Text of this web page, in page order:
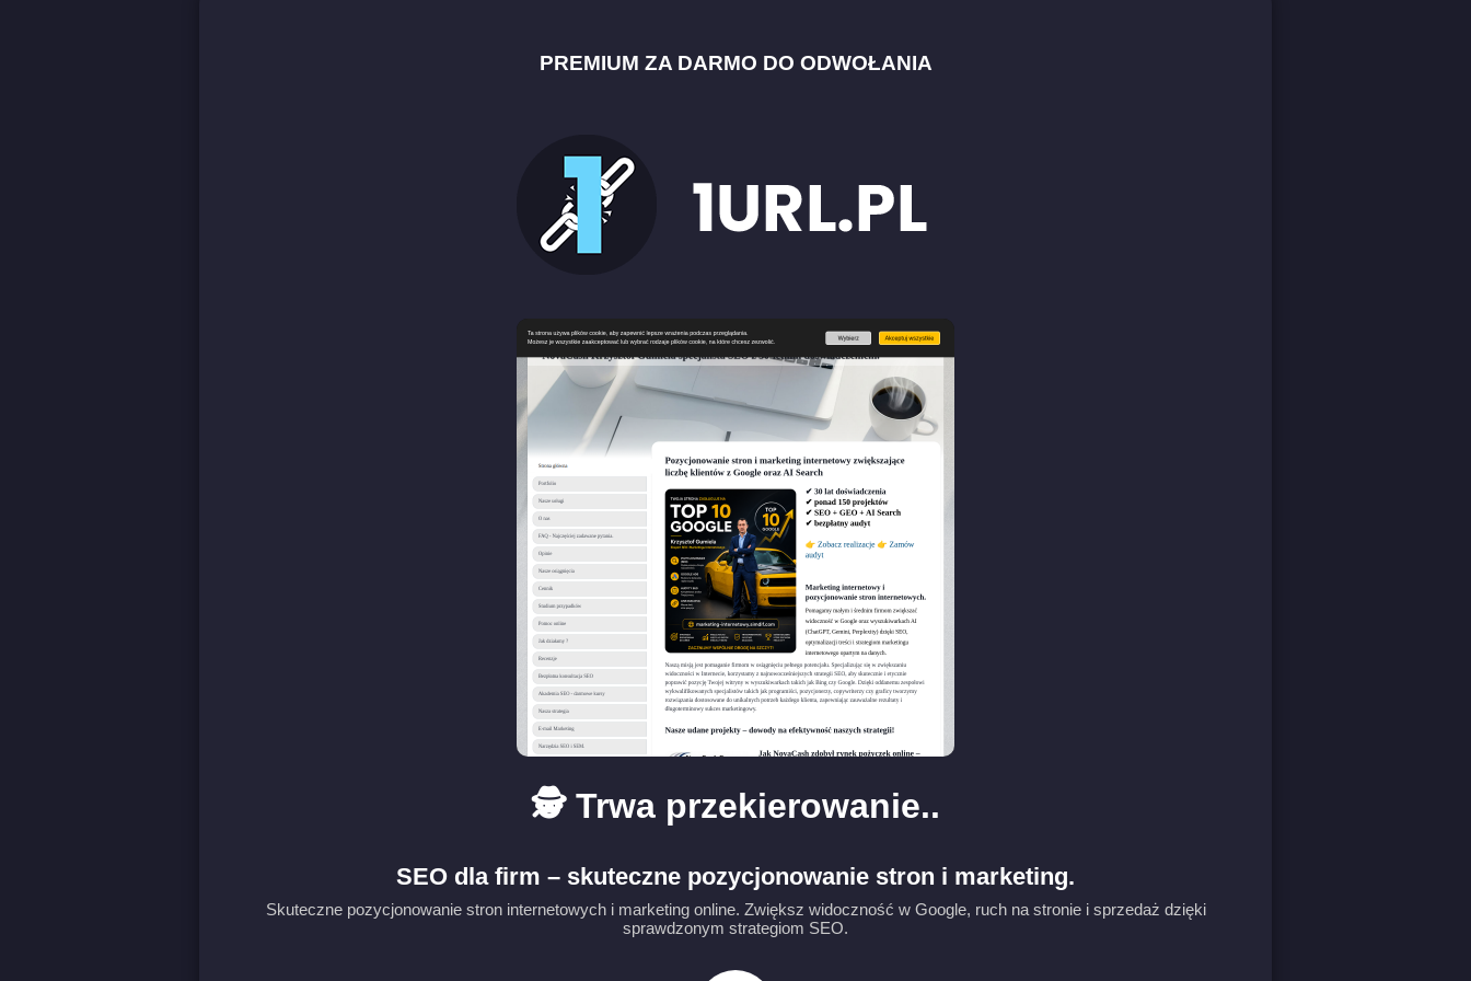
PREMIUM ZA DARMO DO ODWOŁANIA
🕵️ Trwa przekierowanie..
SEO dla firm – skuteczne pozycjonowanie stron i marketing.
Skuteczne pozycjonowanie stron internetowych i marketing online. Zwiększ widoczność w Google, ruch na stronie i sprzedaż dzięki
sprawdzonym strategiom SEO.